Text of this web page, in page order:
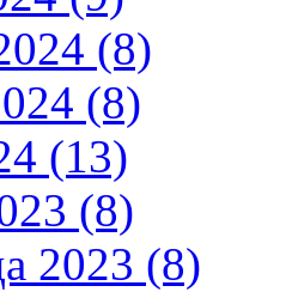
(8)
(8)
(13)
(8)
2023 (8)